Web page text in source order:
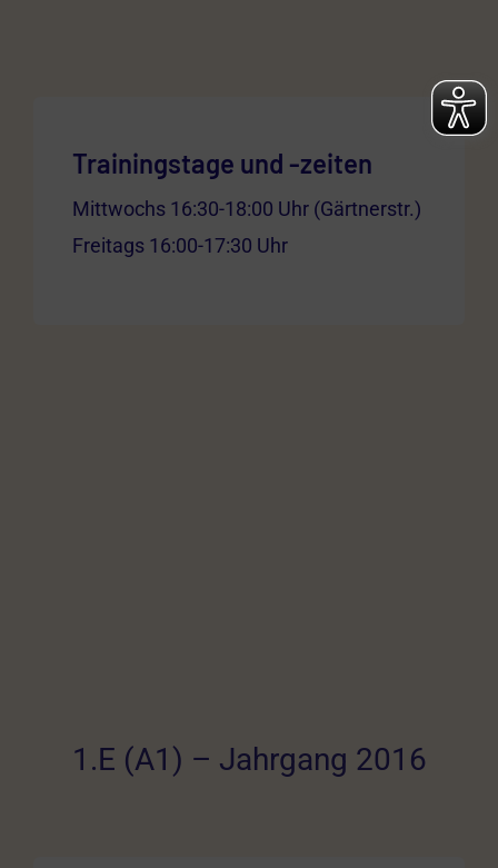
Trainingstage und -zeiten
Mittwochs 16:30-18:00 Uhr (Gärtnerstr.)
Freitags 16:00-17:30 Uhr
1.E (A1) – Jahrgang 2016